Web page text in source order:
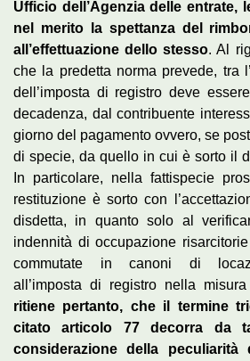
Ufficio dell’Agenzia delle entrate,
nel merito la spettanza del
all’effettuazione dello stesso. Al
che la predetta norma prevede, tra
dell’imposta di registro deve
decadenza, dal contribuente
giorno del pagamento ovvero, se
di specie, da quello in cui è sorto il
In particolare, nella fattispecie
restituzione è sorto con
disdetta, in quanto solo al
indennità di occupazione
commutate in canoni di
all’imposta di registro nella
ritiene pertanto, che il termine
citato articolo 77 decorra da
considerazione della